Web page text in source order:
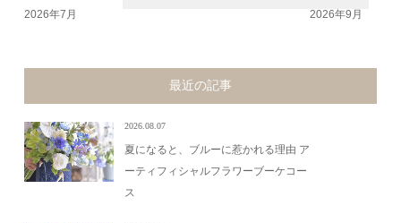
2026年7月 2026年9月
最近の記事
2026.08.07
夏になると、ブルーに惹かれる理由 ア
ーティフィシャルフラワーブーケコー
ス